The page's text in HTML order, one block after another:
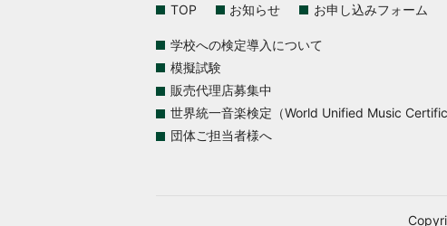
TOP お知らせ お申し込みフォーム
学校への検定導入について
模擬試験
販売代理店募集中
世界統一音楽検定（World Unified Music
団体ご担当者様へ